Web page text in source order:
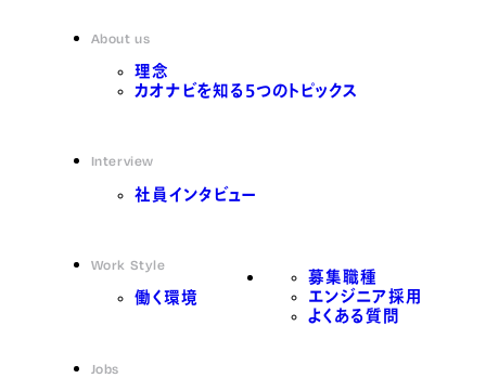
About us
理念
カオナビを知る5つのトピックス
Interview
社員インタビュー
Work Style
働く環境
Jobs
募集職種
エンジニア採用
よくある質問